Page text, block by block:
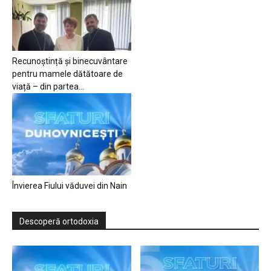
Recunoștință și binecuvântare
pentru mamele dătătoare de
viață – din partea...
Învierea Fiului văduvei din Nain
Descoperă ortodoxia